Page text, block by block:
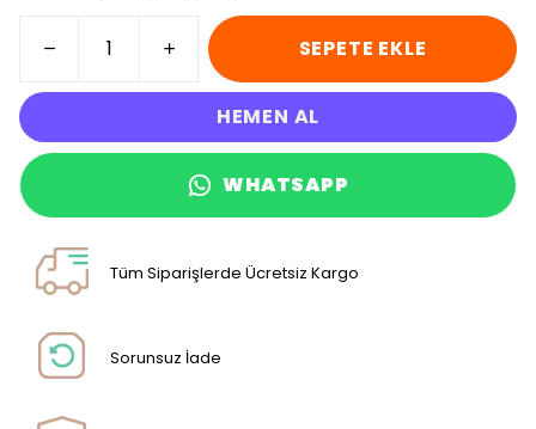
SEPETE EKLE
HEMEN AL
WHATSAPP
Tüm Siparişlerde Ücretsiz Kargo
Sorunsuz İade